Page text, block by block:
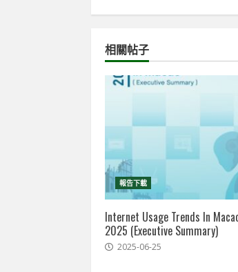
相關帖子
報告下載
Internet Usage Trends In
2025 (Executive Summary)
2025-06-25